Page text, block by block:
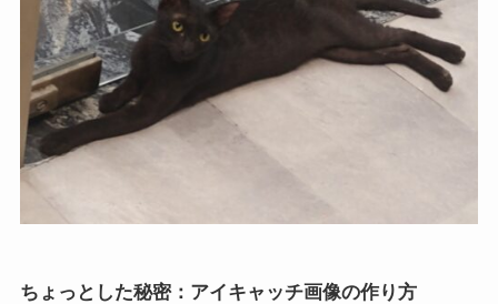
ちょっとした秘密：アイキャッチ画像の作り方